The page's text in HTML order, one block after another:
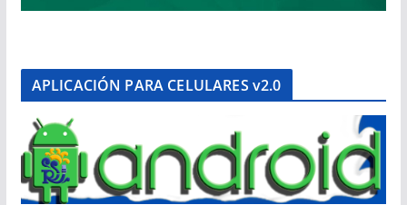
APLICACIÓN PARA CELULARES v2.0